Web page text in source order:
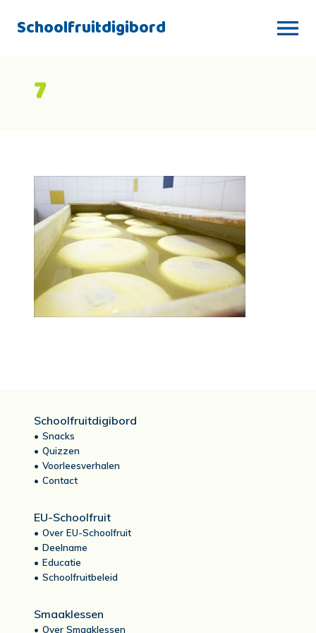
Schoolfruitdigibord
7
Schoolfruitdigibord
Snacks
Quizzen
Voorleesverhalen
Contact
EU-Schoolfruit
Over EU-Schoolfruit
Deelname
Educatie
Schoolfruitbeleid
Smaaklessen
Over Smaaklessen